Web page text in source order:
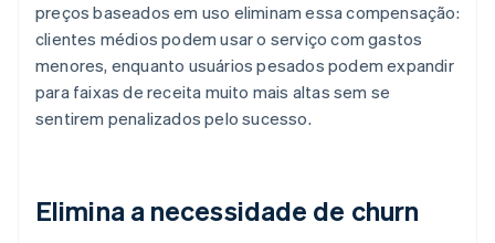
preços baseados em uso eliminam essa compensação:
clientes médios podem usar o serviço com gastos
menores, enquanto usuários pesados podem expandir
para faixas de receita muito mais altas sem se
sentirem penalizados pelo sucesso.
Elimina a necessidade de churn